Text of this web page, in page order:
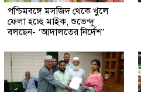
পশ্চিমবঙ্গে মসজিদ থেকে খুলে
ফেলা হচ্ছে মাইক, শুভেন্দু
বলছেন- ‘আদালতের নির্দেশ’